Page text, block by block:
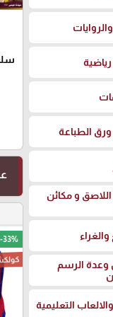
الطباعة
و مكائن
وعدة الرسم
التعليمية
-33%